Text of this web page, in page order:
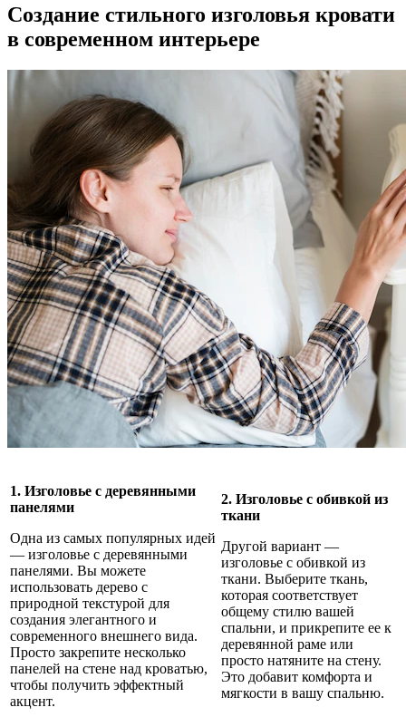
Создание стильного изголовья кровати
в современном интерьере
1. Изголовье с деревянными
панелями
Одна из самых популярных идей
— изголовье с деревянными
панелями. Вы можете
использовать дерево с
природной текстурой для
создания элегантного и
современного внешнего вида.
Просто закрепите несколько
панелей на стене над кроватью,
чтобы получить эффектный
акцент.
2. Изголовье с обивкой из
ткани
Другой вариант —
изголовье с обивкой из
ткани. Выберите ткань,
которая соответствует
общему стилю вашей
спальни, и прикрепите ее к
деревянной раме или
просто натяните на стену.
Это добавит комфорта и
мягкости в вашу спальню.